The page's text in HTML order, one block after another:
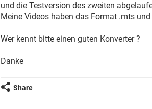
und die Testversion des zweiten
Meine Videos haben das Format .mts
Wer kennt bitte einen guten Konverter ?
Danke
Share